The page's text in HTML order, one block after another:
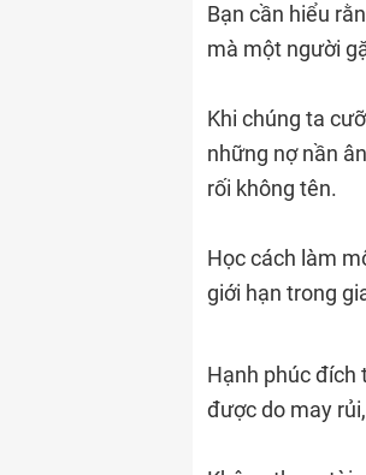
Bạn cần hiểu
mà một người
Khi chúng ta
những nợ nần
rối không tên.
Học cách làm
giới hạn trong
Hạnh phúc đích
được do may